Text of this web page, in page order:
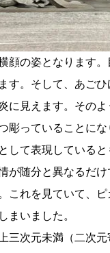
顔の姿となります
す。そして、あご
に見えます。そのよ
彫っていることに
して表現している
が随分と異なるだ
これを見ていて、
まいました。
三次元未満（二次